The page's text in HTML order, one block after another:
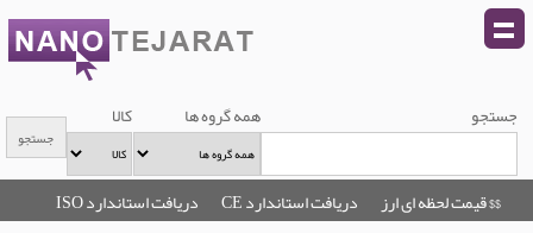
جستجو همه گروه ها کالا
$$ قیمت لحظه ای ارز دریافت استاندارد CE دریافت استاندارد ISO